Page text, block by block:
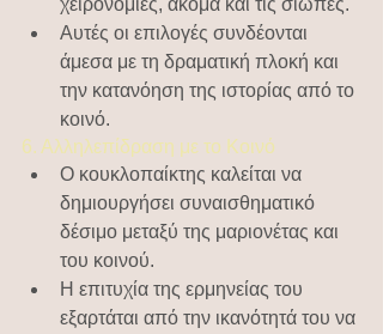
Αυτές οι επιλογές συνδέονται
άμεσα με τη δραματική πλοκή και
την κατανόηση της ιστορίας από το
κοινό.
6. Αλληλεπίδραση με το Κοινό
Ο κουκλοπαίκτης καλείται να
δημιουργήσει συναισθηματικό
δέσιμο μεταξύ της μαριονέτας και
του κοινού.
Η επιτυχία της ερμηνείας του
εξαρτάται από την ικανότητά του να